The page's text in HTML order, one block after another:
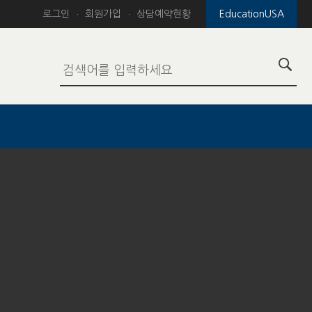
EducationUSA
로그인 회원가입 상담예약현황